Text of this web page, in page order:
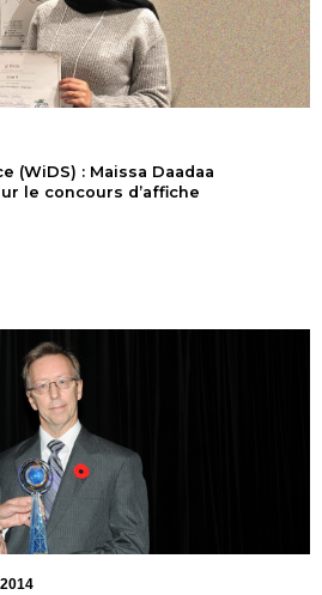
(WiDS) : Maissa Daadaa
le concours d’affiche